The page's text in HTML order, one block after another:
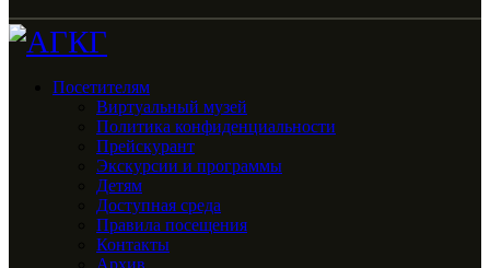
Посетителям
Виртуальный музей
Политика конфиденциальности
Прейскурант
Экскурсии и программы
Детям
Доступная среда
Правила посещения
Контакты
Архив